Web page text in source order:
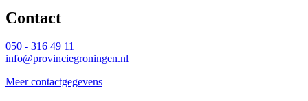
Contact
050 - 316 49 11
info@provinciegroningen.nl
Meer contactgegevens